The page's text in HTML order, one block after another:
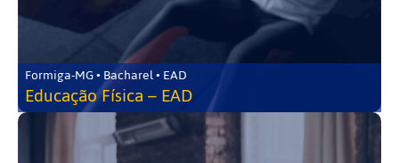
Formiga-MG • Bacharel • EAD
Educação Física – EAD